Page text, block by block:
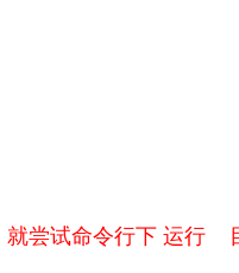
尝试命令行下 运行